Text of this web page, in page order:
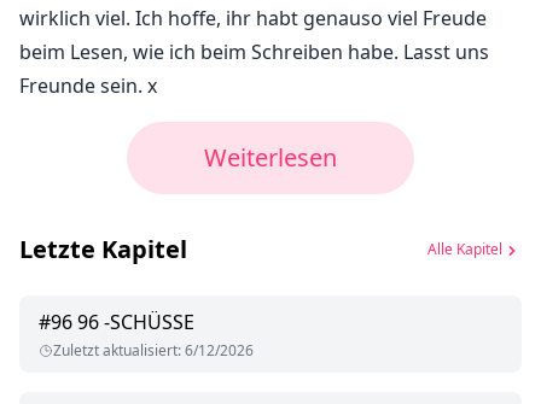
wirklich viel. Ich hoffe, ihr habt genauso viel Freude
beim Lesen, wie ich beim Schreiben habe. Lasst uns
Freunde sein. x
Weiterlesen
Letzte Kapitel Alle Kapitel
#9696 -SCHÜSSE
Zuletzt aktualisiert:6/12/2026